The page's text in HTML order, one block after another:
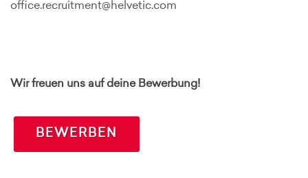
office.recruitment@helvetic.com
Wir freuen uns auf deine Bewerbung!
BEWERBEN